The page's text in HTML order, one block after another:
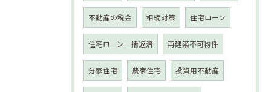
不動産の税金 相続対策 住宅ローン
住宅ローン一括返済 再建築不可物件
分家住宅 農家住宅 投資用不動産